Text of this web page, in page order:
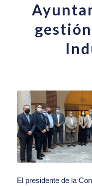
El presidente de la